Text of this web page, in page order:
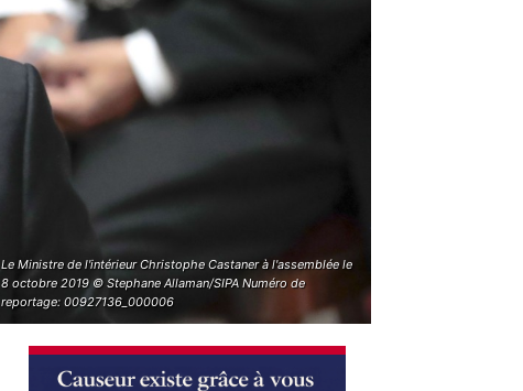
Le Ministre de l'intérieur Christophe Castaner à l'assemblée le
8 octobre 2019 © Stephane Allaman/SIPA Numéro de
reportage: 00927136_000006